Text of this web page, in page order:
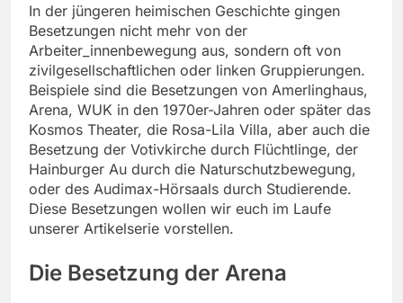
In der jüngeren heimischen Geschichte gingen
Besetzungen nicht mehr von der
Arbeiter_innenbewegung aus, sondern oft von
zivilgesellschaftlichen oder linken Gruppierungen.
Beispiele sind die Besetzungen von Amerlinghaus,
Arena, WUK in den 1970er-Jahren oder später das
Kosmos Theater, die Rosa-Lila Villa, aber auch die
Besetzung der Votivkirche durch Flüchtlinge, der
Hainburger Au durch die Naturschutzbewegung,
oder des Audimax-Hörsaals durch Studierende.
Diese Besetzungen wollen wir euch im Laufe
unserer Artikelserie vorstellen.
Die Besetzung der Arena